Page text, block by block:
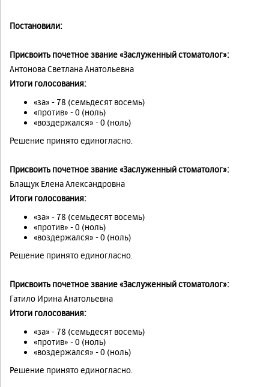
Постановили:
Присвоить почетное звание «Заслуженный стоматолог»:
Антонова Светлана Анатольевна
Итоги голосования:
«за» - 78 (семьдесят восемь)
«против» - 0 (ноль)
«воздержался» - 0 (ноль)
Решение принято единогласно.
Присвоить почетное звание «Заслуженный стоматолог»:
Блащук Елена Александровна
Итоги голосования:
«за» - 78 (семьдесят восемь)
«против» - 0 (ноль)
«воздержался» - 0 (ноль)
Решение принято единогласно.
Присвоить почетное звание «Заслуженный стоматолог»:
Гатило Ирина Анатольевна
Итоги голосования:
«за» - 78 (семьдесят восемь)
«против» - 0 (ноль)
«воздержался» - 0 (ноль)
Решение принято единогласно.